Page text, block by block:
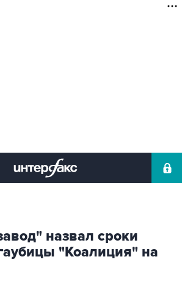
назвал сроки
"Коалиция" на